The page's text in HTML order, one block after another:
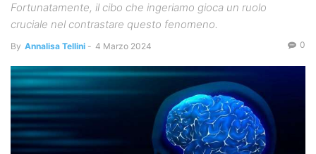
Fortunatamente, il cibo che ingeriamo gioca un ruolo
cruciale nel contrastare questo fenomeno.
By Annalisa Tellini - 4 Marzo 2024 0